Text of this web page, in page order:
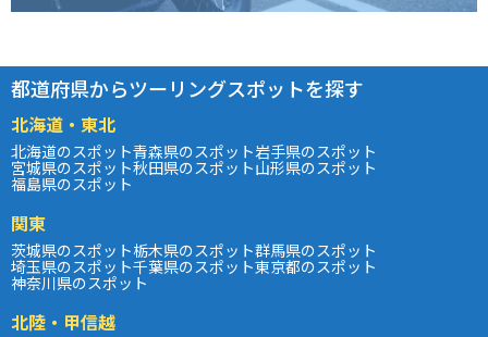
都道府県からツーリングスポットを探す
北海道・東北
北海道のスポット青森県のスポット岩手県のスポット
宮城県のスポット秋田県のスポット山形県のスポット
福島県のスポット
関東
茨城県のスポット栃木県のスポット群馬県のスポット
埼玉県のスポット千葉県のスポット東京都のスポット
神奈川県のスポット
北陸・甲信越